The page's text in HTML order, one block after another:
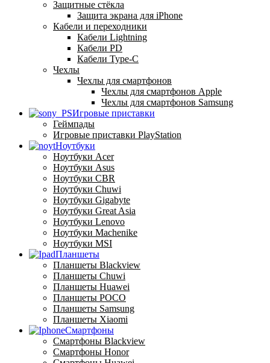
Защитные стёкла
Защита экрана для iPhone
Кабели и переходники
Кабели Lightning
Кабели PD
Кабели Type-C
Чехлы
Чехлы для смартфонов
Чехлы для смартфонов Apple
Чехлы для смартфонов Samsung
Игровые приставки
Геймпады
Игровые приставки PlayStation
Ноутбуки
Ноутбуки Acer
Ноутбуки Asus
Ноутбуки CBR
Ноутбуки Chuwi
Ноутбуки Gigabyte
Ноутбуки Great Asia
Ноутбуки Lenovo
Ноутбуки Machenike
Ноутбуки MSI
Планшеты
Планшеты Blackview
Планшеты Chuwi
Планшеты Huawei
Планшеты POCO
Планшеты Samsung
Планшеты Xiaomi
Смартфоны
Смартфоны Blackview
Смартфоны Honor